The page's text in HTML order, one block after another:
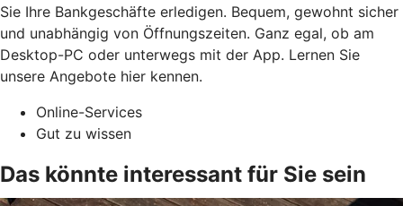
Sie Ihre Bankgeschäfte erledigen. Bequem, gewohnt sicher
und unabhängig von Öffnungszeiten. Ganz egal, ob am
Desktop-PC oder unterwegs mit der App. Lernen Sie
unsere Angebote hier kennen.
Online-Services
Gut zu wissen
Das könnte interessant für Sie sein